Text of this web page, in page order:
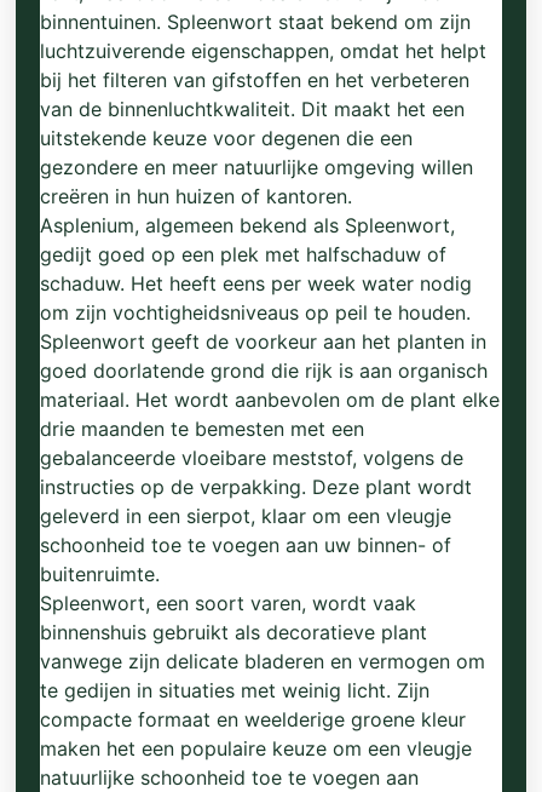
binnentuinen. Spleenwort staat bekend om zijn
luchtzuiverende eigenschappen, omdat het helpt
bij het filteren van gifstoffen en het verbeteren
van de binnenluchtkwaliteit. Dit maakt het een
uitstekende keuze voor degenen die een
gezondere en meer natuurlijke omgeving willen
creëren in hun huizen of kantoren.
Asplenium, algemeen bekend als Spleenwort,
gedijt goed op een plek met halfschaduw of
schaduw. Het heeft eens per week water nodig
om zijn vochtigheidsniveaus op peil te houden.
Spleenwort geeft de voorkeur aan het planten in
goed doorlatende grond die rijk is aan organisch
materiaal. Het wordt aanbevolen om de plant elke
drie maanden te bemesten met een
gebalanceerde vloeibare meststof, volgens de
instructies op de verpakking. Deze plant wordt
geleverd in een sierpot, klaar om een vleugje
schoonheid toe te voegen aan uw binnen- of
buitenruimte.
Spleenwort, een soort varen, wordt vaak
binnenshuis gebruikt als decoratieve plant
vanwege zijn delicate bladeren en vermogen om
te gedijen in situaties met weinig licht. Zijn
compacte formaat en weelderige groene kleur
maken het een populaire keuze om een vleugje
natuurlijke schoonheid toe te voegen aan